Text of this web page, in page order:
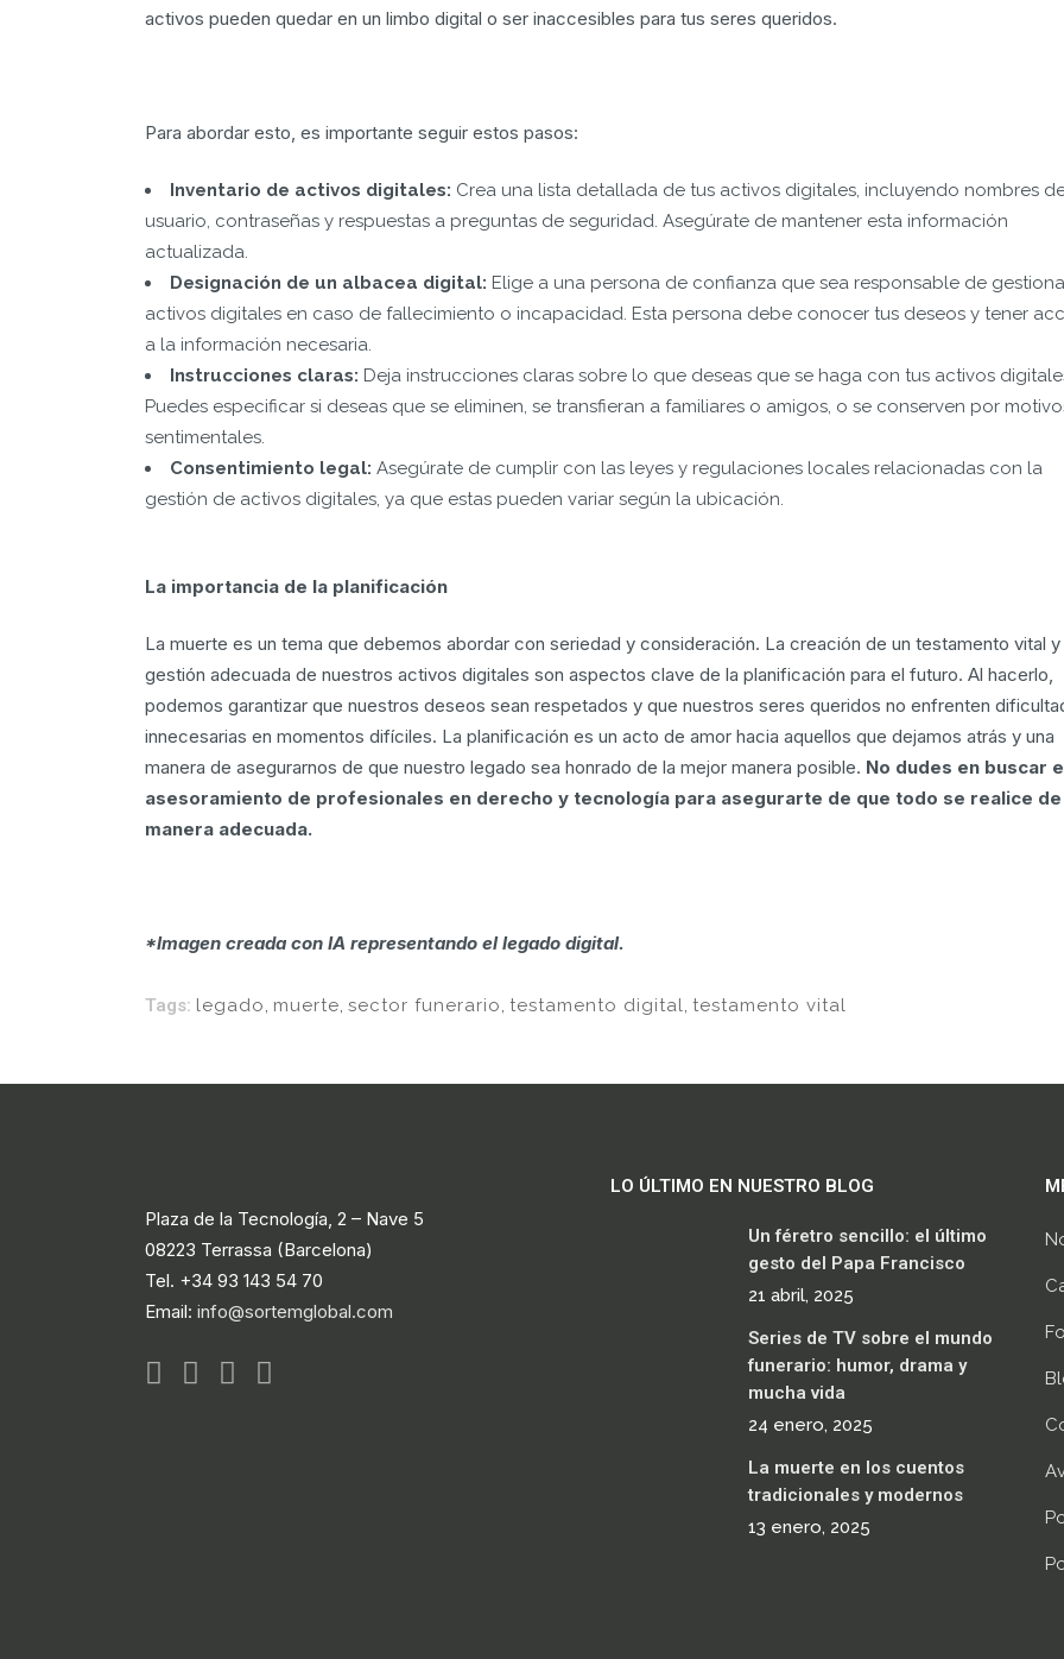
activos pueden quedar en un limbo digital o ser inaccesibles para tus seres queridos.
Para abordar esto, es importante seguir estos pasos:
Inventario de activos digitales: Crea una lista detallada de tus activos digitales, incluyendo nombres
usuario, contraseñas y respuestas a preguntas de seguridad. Asegúrate de mantener esta información
actualizada.
Designación de un albacea digital: Elige a una persona de confianza que sea responsable de
activos digitales en caso de fallecimiento o incapacidad. Esta persona debe conocer tus deseos y tener
a la información necesaria.
Instrucciones claras: Deja instrucciones claras sobre lo que deseas que se haga con tus activos
Puedes especificar si deseas que se eliminen, se transfieran a familiares o amigos, o se conserven por
sentimentales.
Consentimiento legal: Asegúrate de cumplir con las leyes y regulaciones locales relacionadas con la
gestión de activos digitales, ya que estas pueden variar según la ubicación.
La importancia de la planificación
La muerte es un tema que debemos abordar con seriedad y consideración. La creación de un testamento vital y
gestión adecuada de nuestros activos digitales son aspectos clave de la planificación para el futuro. Al hacerlo,
podemos garantizar que nuestros deseos sean respetados y que nuestros seres queridos no enfrenten
innecesarias en momentos difíciles. La planificación es un acto de amor hacia aquellos que dejamos atrás y una
manera de asegurarnos de que nuestro legado sea honrado de la mejor manera posible. No dudes en buscar
asesoramiento de profesionales en derecho y tecnología para asegurarte de que todo se realice de
manera adecuada.
*Imagen creada con IA representando el legado digital.
Tags: legado, muerte, sector funerario, testamento digital, testamento vital
Plaza de la Tecnología, 2 – Nave 5
08223 Terrassa (Barcelona)
Tel. +34 93 143 54 70
Email: info@sortemglobal.com
LO ÚLTIMO EN NUESTRO BLOG
Un féretro sencillo: el último
gesto del Papa Francisco
21 abril, 2025
Series de TV sobre el mundo
funerario: humor, drama y
mucha vida
24 enero, 2025
La muerte en los cuentos
tradicionales y modernos
13 enero, 2025